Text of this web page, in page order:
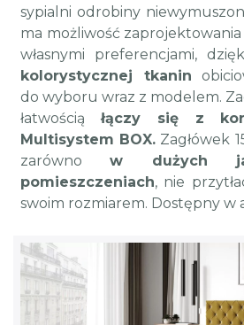
sypialni odrobiny
ma możliwość
własnymi preferencjami,
kolorystycznej tkanin
do wyboru wraz z modelem.
łatwościąłączy się z
Multisystem BOX. Zagłówek
zarównow dużych
pomieszczeniach, nie
swoim rozmiarem. Dostępny w